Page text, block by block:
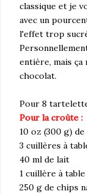
classique et je
avec un
l'effet trop
entière, mais ça
chocolat.
Pour 8
Pour la croûte :
10 oz (300 g)
3 cuillères à
40 ml de lait
1 cuillère à
250 g de chips